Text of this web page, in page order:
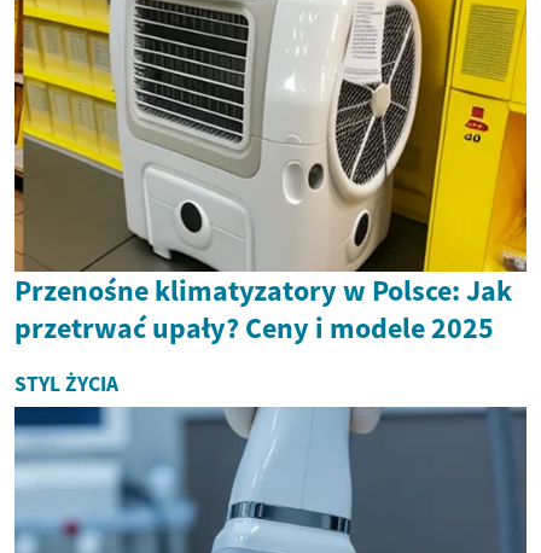
Przenośne klimatyzatory w Polsce: Jak
przetrwać upały? Ceny i modele 2025
STYL ŻYCIA